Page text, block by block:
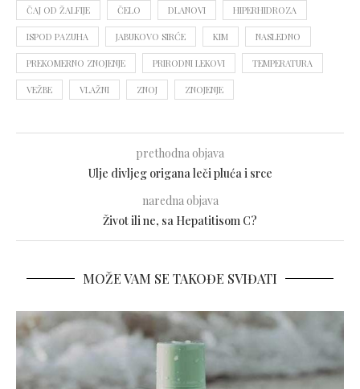
ČAJ OD ŽALFIJE ČELO DLANOVI HIPERHIDROZA
ISPOD PAZUHA JABUKOVO SIRĆE KIM NASLEDNO
PREKOMERNO ZNOJENJE PRIRODNI LEKOVI TEMPERATURA
VEŽBE VLAŽNI ZNOJ ZNOJENJE
prethodna objava
Ulje divljeg origana leči pluća i srce
naredna objava
Život ili ne, sa Hepatitisom C?
MOŽE VAM SE TAKOĐE SVIĐATI